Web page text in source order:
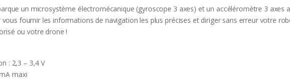
un microsystème électromécanique (gyroscope 3 axes) et un accéléromètre 3 axes
fournir les informations de navigation les plus précises et diriger sans erreur votre
ou votre drone !
: 2,3 – 3,4 V
maxi